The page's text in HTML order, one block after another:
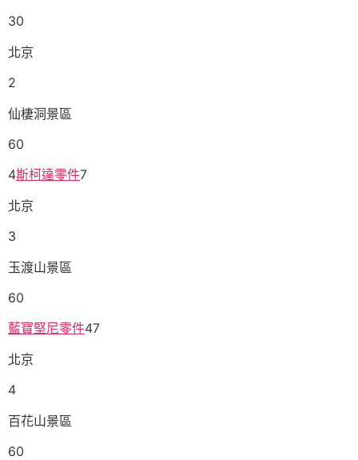
30
北京
2
仙棲洞景區
60
4斯柯達零件7
北京
3
玉渡山景區
60
藍寶堅尼零件47
北京
4
百花山景區
60